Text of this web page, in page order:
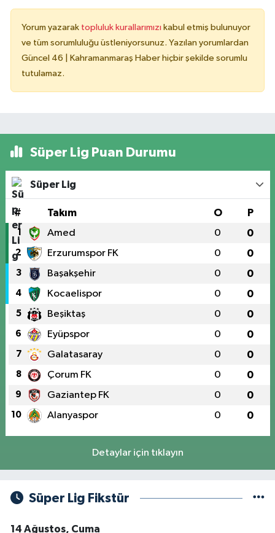
Yorum yazarak topluluk kurallarımızı kabul etmiş bulunuyor
ve tüm sorumluluğu üstleniyorsunuz. Yazılan yorumlardan
Güncel 46 | Kahramanmaraş Haber hiçbir şekilde sorumlu
tutulamaz.
Süper Lig Puan Durumu
Süper Lig
# Takım O P
1 Amed 0 0
2 Erzurumspor FK 0 0
3 Başakşehir 0 0
4 Kocaelispor 0 0
5 Beşiktaş 0 0
6 Eyüpspor 0 0
7 Galatasaray 0 0
8 Çorum FK 0 0
9 Gaziantep FK 0 0
10 Alanyaspor 0 0
Detaylar için tıklayın
Süper Lig Fikstür
14 Ağustos, Cuma